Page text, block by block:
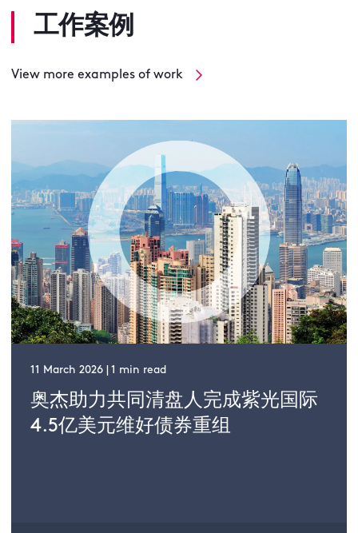
工作案例
View more examples of work
11 March 2026 | 1 min read
奥杰助力共同清盘人完成紫光国际
4.5亿美元维好债券重组